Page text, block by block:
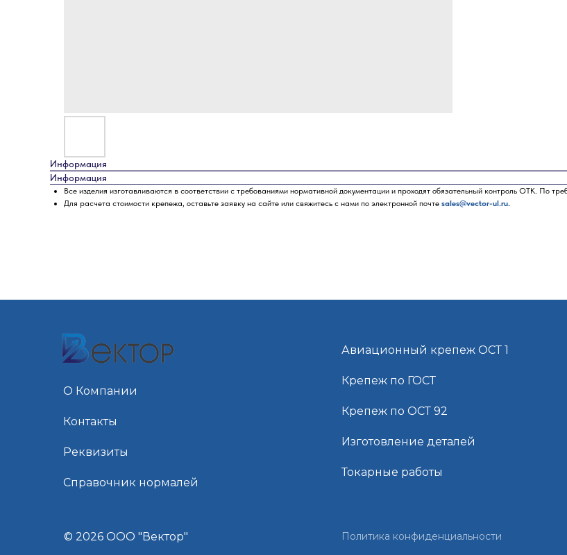
Информация
Информация
Все изделия изготавливаются в соответствии с требованиями нормативной документации и проходят обязательный контроль ОТК. По
Для расчета стоимости крепежа, оставьте заявку на сайте или свяжитесь с нами по электронной почте sales@vector-ul.ru.
© 2026 ООО "Вектор"
О Компании
Контакты
Реквизиты
Справочник нормалей
Авиационный крепеж ОСТ 1
Крепеж по ГОСТ
Крепеж по ОСТ 92
Изготовление деталей
Токарные работы
Политика конфиденциальности